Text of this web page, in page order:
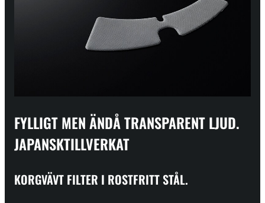
FYLLIGT MEN ÄNDÅ TRANSPARENT LJUD.
JAPANSKTILLVERKAT
KORGVÄVT FILTER I ROSTFRITT STÅL.